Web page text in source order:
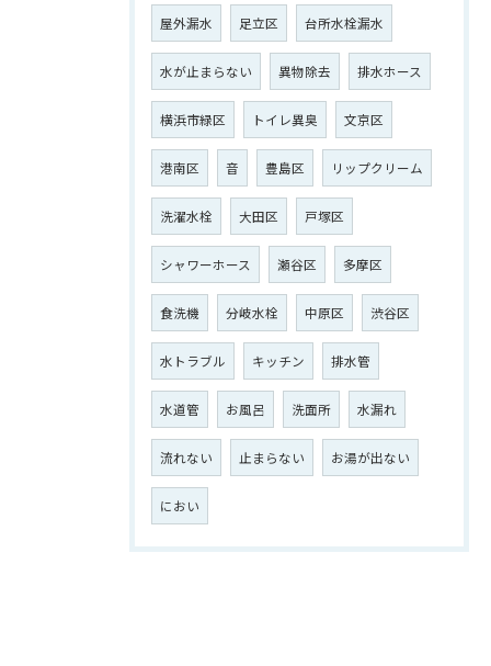
屋外漏水 足立区 台所水栓漏水
水が止まらない 異物除去 排水ホース
横浜市緑区 トイレ異臭 文京区
港南区 音 豊島区 リップクリーム
洗濯水栓 大田区 戸塚区
シャワーホース 瀬谷区 多摩区
食洗機 分岐水栓 中原区 渋谷区
水トラブル キッチン 排水管
水道管 お風呂 洗面所 水漏れ
流れない 止まらない お湯が出ない
におい